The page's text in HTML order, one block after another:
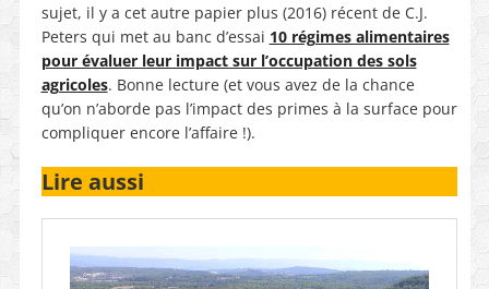
sujet, il y a cet autre papier plus (2016) récent de C.J.
Peters qui met au banc d’essai 10 régimes alimentaires
pour évaluer leur impact sur l’occupation des sols
agricoles. Bonne lecture (et vous avez de la chance
qu’on n’aborde pas l’impact des primes à la surface pour
compliquer encore l’affaire !).
Lire aussi